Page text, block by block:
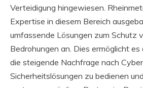
Verteidigung hingewiesen.
Expertise in diesem Bereich
umfassende Lösungen zum Schutz
Bedrohungen an. Dies ermöglicht
die steigende Nachfrage nach
Sicherheitslösungen zu bedienen